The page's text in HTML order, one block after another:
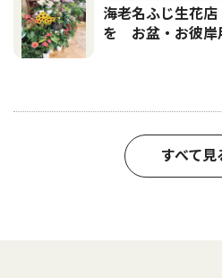
海老名ふじ生花
を お盆・お彼岸
すべて見